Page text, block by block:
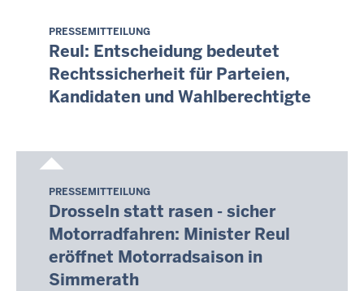
Samstag,
8.
August
2026
PRESSEMITTEILUNG
Reul: Entscheidung bedeutet
Rechtssicherheit für Parteien,
Kandidaten und Wahlberechtigte
Samstag,
8.
August
2026
-
PRESSEMITTEILUNG
Drosseln statt rasen - sicher
Motorradfahren: Minister Reul
eröffnet Motorradsaison in
Simmerath